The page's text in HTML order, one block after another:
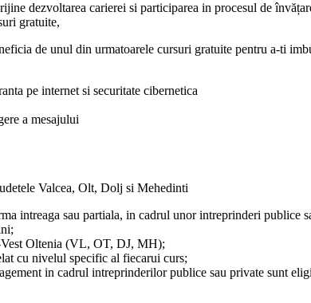
dezvoltarea carierei si participarea in procesul de
gratuite,
de unul din urmatoarele cursuri gratuite pentru a-ti
pe internet si securitate cibernetica
a mesajului
Valcea, Olt, Dolj si Mehedinti
intreaga sau partiala, in cadrul unor intreprinderi publice
Oltenia (VL, OT, DJ, MH);
cu nivelul specific al fiecarui curs;
in cadrul intreprinderilor publice sau private sunt